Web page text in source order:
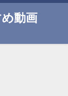
動画